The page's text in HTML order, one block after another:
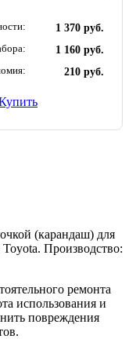
1 370 руб.
1 160 руб.
210 руб.
(карандаш) для
Производство:
ремонта
использования и
повреждения